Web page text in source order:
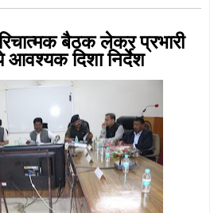
बैठक लेकर प्रभारी
आवश्यक दिशा निर्देश